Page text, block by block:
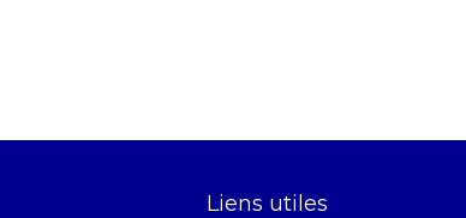
Liens utiles